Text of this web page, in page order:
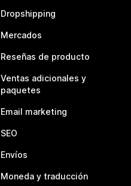
Dropshipping
Mercados
Reseñas de producto
Ventas adicionales y
paquetes
Email marketing
SEO
Envíos
Moneda y traducción